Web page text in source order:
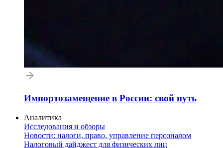
Импортозамещение в России: свой путь
Аналитика
Исследования и обзоры
Новости: налоги, право, управление персоналом
Налоговый дайджест для физических лиц